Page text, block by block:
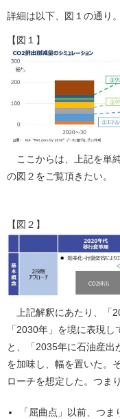
詳細は以下、図１の通り。
【図１】
ここからは、上記を単
の図２をご覧頂きたい。
【図２】
上記解釈にあたり、「
「2030年」を境に表現
と、「2035年に石油産出
を加味し、幅を置いた。
ローチを想定した。つまり
「屈曲点」以前、つ